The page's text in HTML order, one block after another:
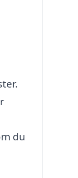
du